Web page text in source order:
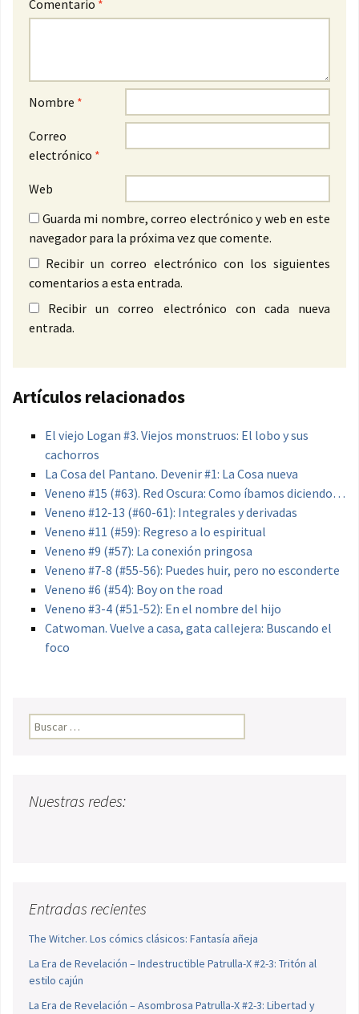
Comentario *
Nombre *
Correo
electrónico *
Web
Guarda mi nombre, correo electrónico y web en este
navegador para la próxima vez que comente.
Recibir un correo electrónico con los siguientes
comentarios a esta entrada.
Recibir un correo electrónico con cada nueva
entrada.
Artículos relacionados
El viejo Logan #3. Viejos monstruos: El lobo y sus
cachorros
La Cosa del Pantano. Devenir #1: La Cosa nueva
Veneno #15 (#63). Red Oscura: Como íbamos diciendo…
Veneno #12-13 (#60-61): Integrales y derivadas
Veneno #11 (#59): Regreso a lo espiritual
Veneno #9 (#57): La conexión pringosa
Veneno #7-8 (#55-56): Puedes huir, pero no esconderte
Veneno #6 (#54): Boy on the road
Veneno #3-4 (#51-52): En el nombre del hijo
Catwoman. Vuelve a casa, gata callejera: Buscando el
foco
Buscar:
Nuestras redes:
Entradas recientes
The Witcher. Los cómics clásicos: Fantasía añeja
La Era de Revelación – Indestructible Patrulla-X #2-3: Tritón al
estilo cajún
La Era de Revelación – Asombrosa Patrulla-X #2-3: Libertad y